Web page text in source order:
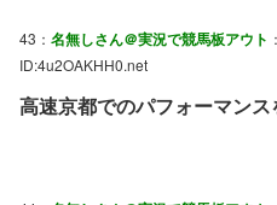
43： 名無しさん＠実況で競馬板アウト
ID:4u2OAKHH0.net
高速京都でのパフォーマン